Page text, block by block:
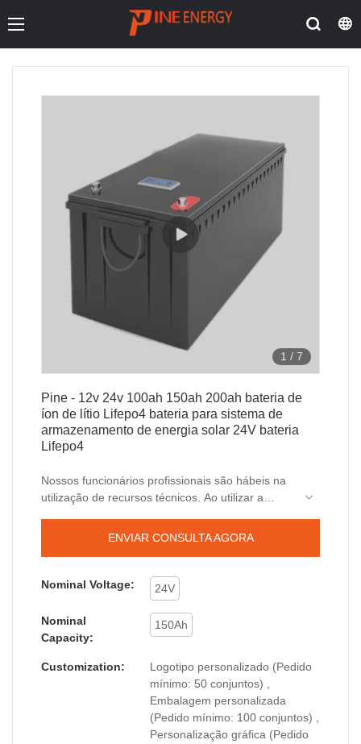
1 / 7
Pine - 12v 24v 100ah 150ah 200ah bateria de
íon de lítio Lifepo4 bateria para sistema de
armazenamento de energia solar 24V bateria
Lifepo4
Nossos funcionários profissionais são hábeis na
utilização de recursos técnicos. Ao utilizar a
fabricação do produto seja eficiente.No(s)
de lítio Lifepo4 bateria para sistema de
armazenamento de energia solar pode
desempenhar seu maior efeito.
ENVIAR CONSULTA AGORA
Nominal Voltage: 24V
Nominal
Capacity:
150Ah
Customization:
Logotipo personalizado (Pedido
mínimo: 50 conjuntos) ,
Embalagem personalizada
(Pedido mínimo: 100 conjuntos) ,
Personalização gráfica (Pedido